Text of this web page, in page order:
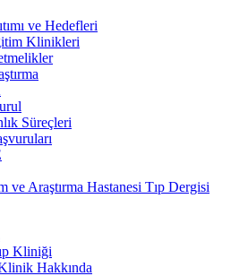
ve Hedefleri
Klinikleri
Süreçleri
ve Araştırma Hastanesi Tıp Dergisi
Kliniği
Hakkında